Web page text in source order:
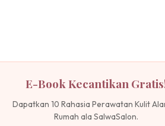
E-Book Kecantikan
Dapatkan 10 Rahasia Perawatan Kulit
Rumah ala SalwaSalon.